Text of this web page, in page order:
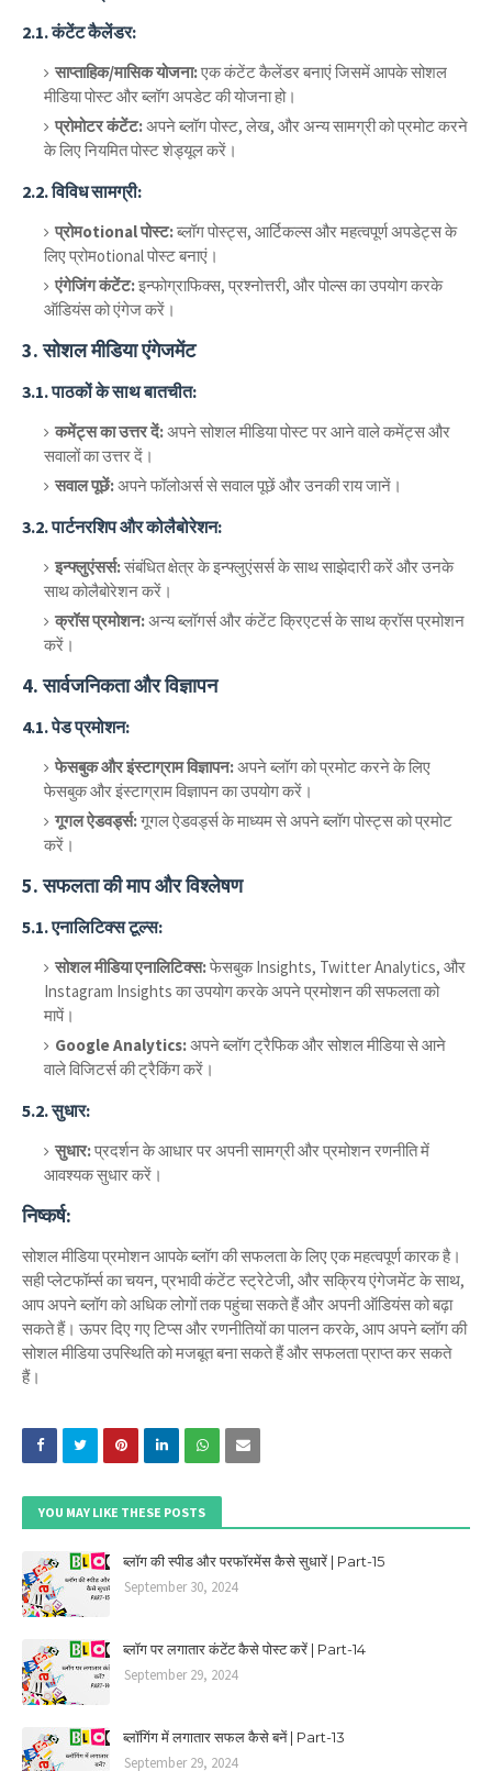
2.1.कंटेंट कैलेंडर:
साप्ताहिक/मासिक योजना:एक कंटेंट कैलेंडर बनाएं जिसमें आपके सोशल
मीडिया पोस्ट और ब्लॉग अपडेट की योजना हो।
प्रोमोटर कंटेंट:अपने ब्लॉग पोस्ट, लेख, और अन्य सामग्री को प्रमोट करने
के लिए नियमित पोस्ट शेड्यूल करें।
2.2.विविध सामग्री:
प्रोमotional पोस्ट:ब्लॉग पोस्ट्स, आर्टिकल्स और महत्वपूर्ण अपडेट्स के
लिए प्रोमotional पोस्ट बनाएं।
एंगेजिंग कंटेंट:इन्फोग्राफिक्स, प्रश्नोत्तरी, और पोल्स का उपयोग करके
ऑडियंस को एंगेज करें।
3.सोशल मीडिया एंगेजमेंट
3.1.पाठकों के साथ बातचीत:
कमेंट्स का उत्तर दें:अपने सोशल मीडिया पोस्ट पर आने वाले कमेंट्स और
सवालों का उत्तर दें।
सवाल पूछें:अपने फॉलोअर्स से सवाल पूछें और उनकी राय जानें।
3.2.पार्टनरशिप और कोलैबोरेशन:
इन्फ्लुएंसर्स:संबंधित क्षेत्र के इन्फ्लुएंसर्स के साथ साझेदारी करें और उनके
साथ कोलैबोरेशन करें।
क्रॉस प्रमोशन:अन्य ब्लॉगर्स और कंटेंट क्रिएटर्स के साथ क्रॉस प्रमोशन
करें।
4.सार्वजनिकता और विज्ञापन
4.1.पेड प्रमोशन:
फेसबुक और इंस्टाग्राम विज्ञापन:अपने ब्लॉग को प्रमोट करने के लिए
फेसबुक और इंस्टाग्राम विज्ञापन का उपयोग करें।
गूगल ऐडवर्ड्स:गूगल ऐडवर्ड्स के माध्यम से अपने ब्लॉग पोस्ट्स को प्रमोट
करें।
5.सफलता की माप और विश्लेषण
5.1.एनालिटिक्स टूल्स:
सोशल मीडिया एनालिटिक्स:फेसबुक Insights, Twitter Analytics, और
Instagram Insights का उपयोग करके अपने प्रमोशन की सफलता को
मापें।
Google Analytics:अपने ब्लॉग ट्रैफिक और सोशल मीडिया से आने
वाले विजिटर्स की ट्रैकिंग करें।
5.2.सुधार:
सुधार:प्रदर्शन के आधार पर अपनी सामग्री और प्रमोशन रणनीति में
आवश्यक सुधार करें।
निष्कर्ष:
सोशल मीडिया प्रमोशन आपके ब्लॉग की सफलता के लिए एक महत्वपूर्ण कारक है।
सही प्लेटफॉर्म्स का चयन, प्रभावी कंटेंट स्ट्रेटेजी, और सक्रिय एंगेजमेंट के साथ,
आप अपने ब्लॉग को अधिक लोगों तक पहुंचा सकते हैं और अपनी ऑडियंस को बढ़ा
सकते हैं। ऊपर दिए गए टिप्स और रणनीतियों का पालन करके, आप अपने ब्लॉग की
सोशल मीडिया उपस्थिति को मजबूत बना सकते हैं और सफलता प्राप्त कर सकते
हैं।
YOU MAY LIKE THESE POSTS
ब्लॉग की स्पीड और परफॉरमेंस कैसे सुधारें | Part-15
September 30, 2024
ब्लॉग पर लगातार कंटेंट कैसे पोस्ट करें | Part-14
September 29, 2024
ब्लॉगिंग में लगातार सफल कैसे बनें | Part-13
September 29, 2024